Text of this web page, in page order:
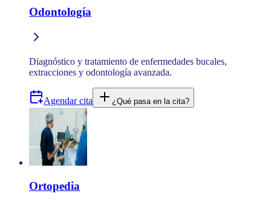
Odontología
Diagnóstico y tratamiento de enfermedades bucales,
extracciones y odontología avanzada.
Agendar cita ¿Qué pasa en la cita?
Ortopedia